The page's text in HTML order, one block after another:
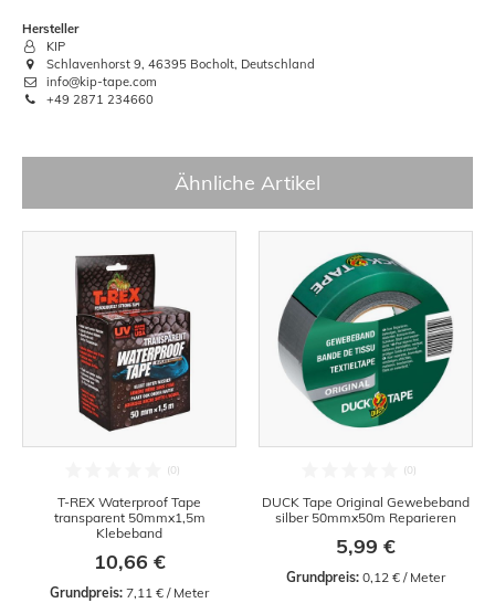
Hersteller
KIP
Schlavenhorst 9, 46395 Bocholt, Deutschland
info@kip-tape.com
+49 2871 234660
Ähnliche Artikel
T-REX Waterproof Tape
transparent 50mmx1,5m
Klebeband
10,66 €
Grundpreis: 7,11 € / Meter
DUCK Tape Original Gewebeband
silber 50mmx50m Reparieren
5,99 €
Grundpreis: 0,12 € / Meter